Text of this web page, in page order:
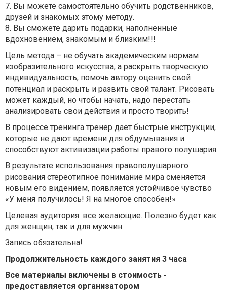
7. Вы можете самостоятельно обучить родственников,
друзей и знакомых этому методу.
8. Вы сможете дарить подарки, наполненные
вдохновением, знакомым и близким!!!
Цель метода – не обучать академическим нормам
изобразительного искусства, а раскрыть творческую
индивидуальность, помочь автору оценить свой
потенциал и раскрыть и развить свой талант. Рисовать
может каждый, но чтобы начать, надо перестать
анализировать свои действия и просто творить!
В процессе тренинга тренер дает быстрые инструкции,
которые не дают времени для обдумывания и
способствуют активизации работы правого полушария.
В результате использования правополушарного
рисования стереотипное понимание мира сменяется
новым его видением, появляется устойчивое чувство
«У меня получилось! Я на многое способен!»
Целевая аудитория: все желающие. Полезно будет как
для женщин, так и для мужчин.
Запись обязательна!
Продолжительность каждого занятия 3 часа
Все материалы включены в стоимость -
предоставляется организатором